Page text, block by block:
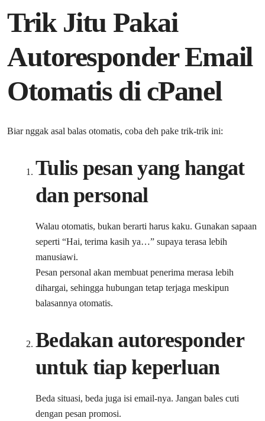
Trik Jitu Pakai
Autoresponder Email
Otomatis di cPanel
Biar nggak asal balas otomatis, coba deh pake trik-trik ini:
Tulis pesan yang hangat
dan personal
Walau otomatis, bukan berarti harus kaku. Gunakan sapaan
seperti “Hai, terima kasih ya…” supaya terasa lebih
manusiawi.
Pesan personal akan membuat penerima merasa lebih
dihargai, sehingga hubungan tetap terjaga meskipun
balasannya otomatis.
Bedakan autoresponder
untuk tiap keperluan
Beda situasi, beda juga isi email-nya. Jangan bales cuti
dengan pesan promosi.